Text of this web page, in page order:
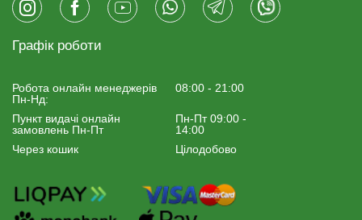
Графік роботи
Робота онлайн менеджерiв
Пн-Нд:
08:00 - 21:00
Пункт видачі онлайн
замовлень Пн-Пт
Пн-Пт 09:00 -
14:00
Через кошик
Цілодобово